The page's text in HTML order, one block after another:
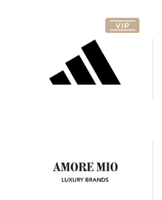
Amore
Mio
Luxury
za
stažení